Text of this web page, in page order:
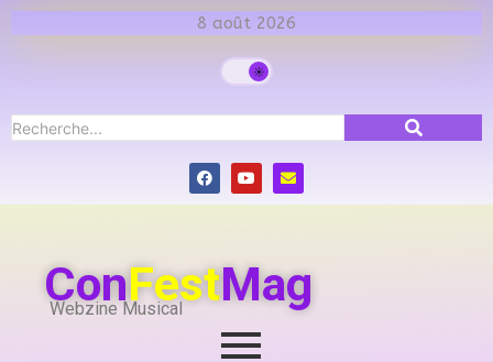
8 août 2026
ConFestMag
Webzine Musical